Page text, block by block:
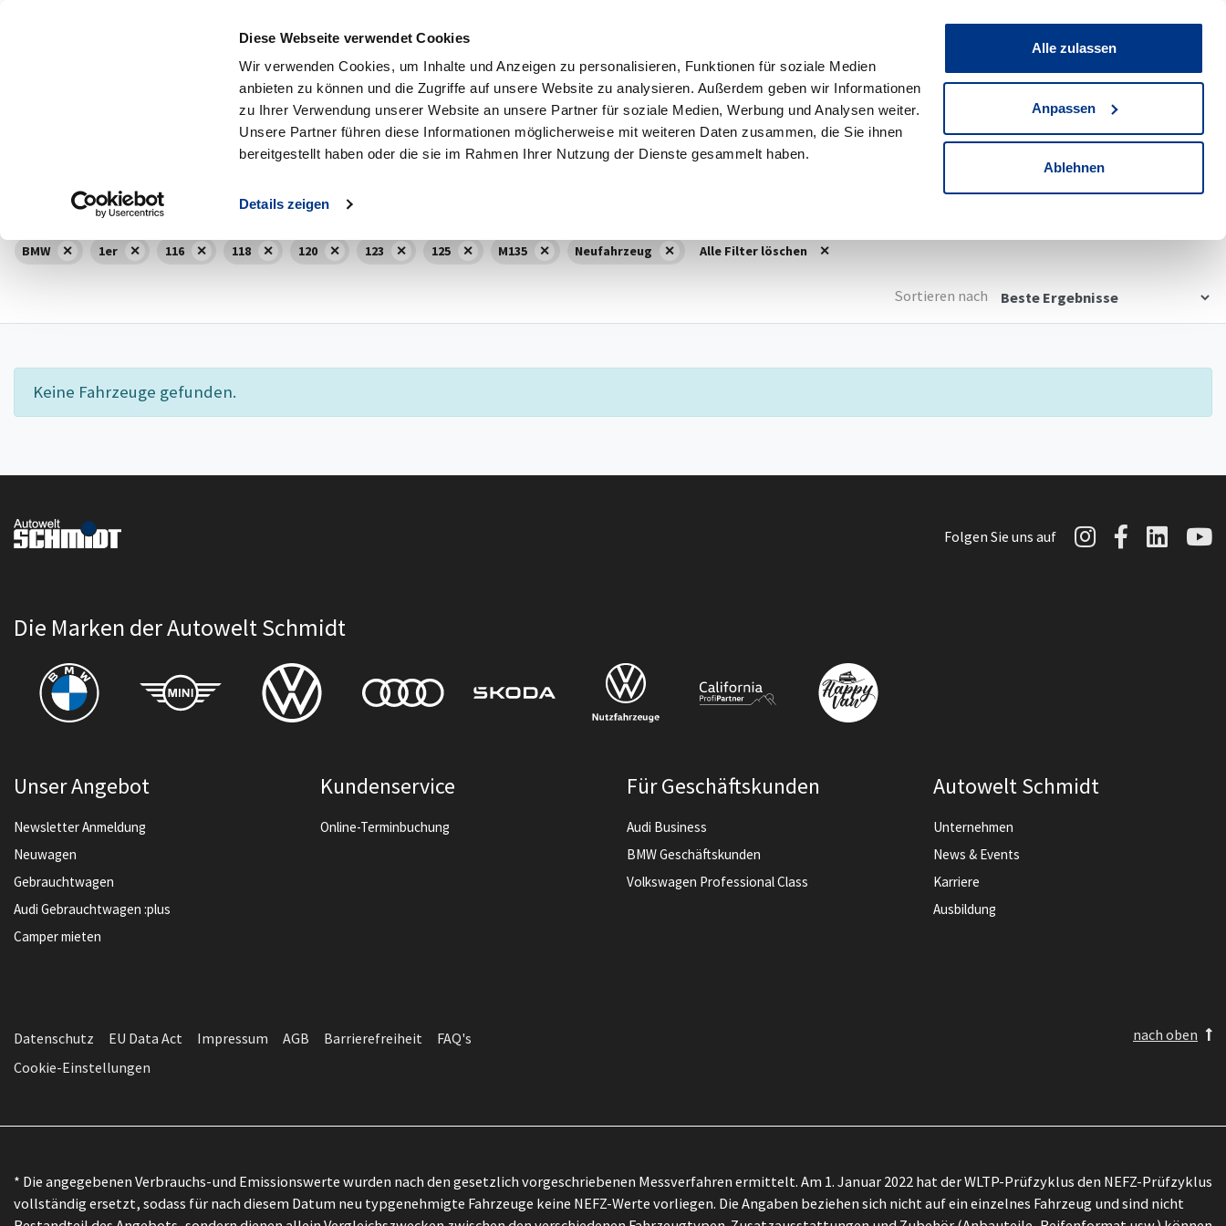
Diese Webseite verwendet Cookies
Wir verwenden Cookies, um Inhalte und Anzeigen zu personalisieren, Funktionen für soziale Medien
anbieten zu können und die Zugriffe auf unsere Website zu analysieren. Außerdem geben wir Informationen
zu Ihrer Verwendung unserer Website an unsere Partner für soziale Medien, Werbung und Analysen weiter.
Unsere Partner führen diese Informationen möglicherweise mit weiteren Daten zusammen, die Sie ihnen
bereitgestellt haben oder die sie im Rahmen Ihrer Nutzung der Dienste gesammelt haben.
Details zeigen
Alle zulassen
Anpassen
Ablehnen
Merkliste
Fahrzeuge 13 Neuwagen 7Vorführwagen 227Gebrauchtwagen 179Jahreswagen
Marke
BMW Modell
Alle 1er ,116,118, 120,123, 125,M135
Kraftstoff
Alle Kraftstoffe Standort
Alle Standorte
BMW 1er 116 118 120 123 125 M135 Neufahrzeug Alle Filter löschen
Sortieren nach
Keine Fahrzeuge gefunden.
Folgen Sie uns auf Autowelt
Die Marken der Autowelt Schmidt
Unser Angebot
Newsletter Anmeldung
Neuwagen
Gebrauchtwagen
Audi Gebrauchtwagen :plus
Camper mieten
Kundenservice
Online-Terminbuchung
Für Geschäftskunden
Audi Business
BMW Geschäftskunden
Volkswagen Professional Class
Autowelt Schmidt
Unternehmen
News & Events
Karriere
Ausbildung
Datenschutz EU Data Act Impressum AGB Barrierefreiheit
FAQ's
Cookie-Einstellungen
nach oben
* Die angegebenen Verbrauchs-und Emissionswerte wurden nach den gesetzlich vorgeschriebenen Messverfahren ermittelt. Am 1. Januar 2022 hat der WLTP-Prüfzyklus den NEFZ-Prüfzyklus
vollständig ersetzt, sodass für nach diesem Datum neu typgenehmigte Fahrzeuge keine NEFZ-Werte vorliegen. Die Angaben beziehen sich nicht auf ein einzelnes Fahrzeug und sind nicht